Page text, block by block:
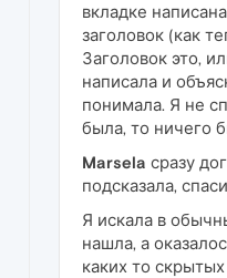
вкладке
заголовок (как
Заголовок это,
написала и
понимала. Я не
была, то ничего
Marsela сразу
подсказала,
Я искала в
нашла, а
каких то